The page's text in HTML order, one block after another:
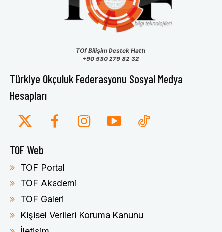
TOf Bilişim Destek Hattı
+90 530 279 82 32
Türkiye Okçuluk Federasyonu Sosyal Medya
Hesapları
TOF Web
TOF Portal
TOF Akademi
TOF Galeri
Kişisel Verileri Koruma Kanunu